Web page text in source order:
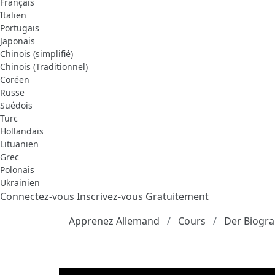
Italien
Portugais
Japonais
Chinois (simplifié)
Chinois (Traditionnel)
Coréen
Russe
Suédois
Turc
Hollandais
Lituanien
Grec
Polonais
Ukrainien
Connectez-vous Inscrivez-vous Gratuitement
Apprenez Allemand
Cours Der